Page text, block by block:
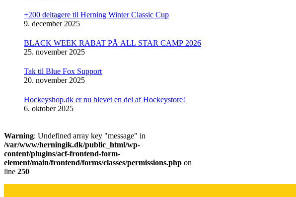
+200 deltagere til Herning Winter Classic Cup
9. december 2025
BLACK WEEK RABAT PÅ ALL STAR CAMP 2026
25. november 2025
Tak til Blue Fox Support
20. november 2025
Hockeyshop.dk er nu blevet en del af Hockeystore!
6. oktober 2025
Warning: Undefined array key "message" in
/var/www/herningik.dk/public_html/wp-
content/plugins/acf-frontend-form-
element/main/frontend/forms/classes/permissions.php on
line 250